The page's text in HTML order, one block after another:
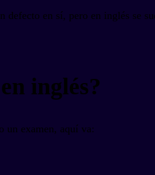
en sí, pero en inglés se
inglés?
un examen, aquí va: